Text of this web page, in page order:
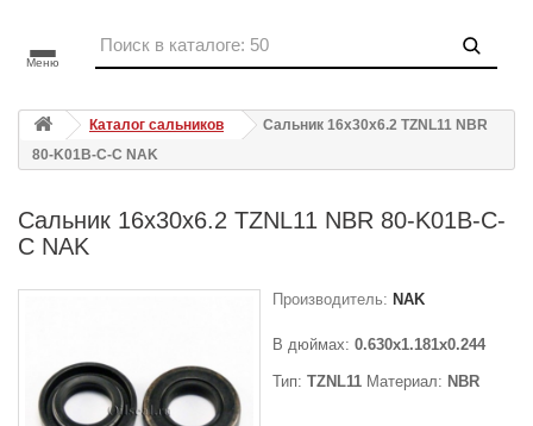
Меню
Каталог сальников
Сальник 16x30x6.2 TZNL11 NBR
80-K01B-C-C NAK
Сальник 16x30x6.2 TZNL11 NBR 80-K01B-C-
C NAK
Производитель: NAK
В дюймах: 0.630x1.181x0.244
Тип: TZNL11 Материал: NBR